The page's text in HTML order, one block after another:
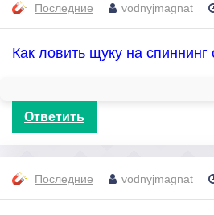
Последние vodnyjmagnat
Как ловить щуку на спиннинг
Ответить
Последние vodnyjmagnat